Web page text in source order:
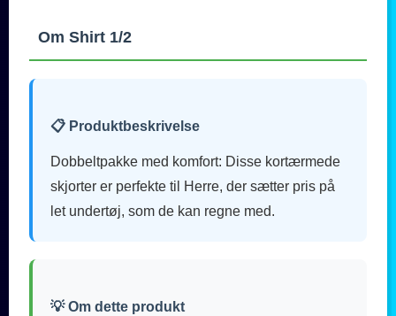
Om Shirt 1/2
📋 Produktbeskrivelse
Dobbeltpakke med komfort: Disse kortærmede
skjorter er perfekte til Herre, der sætter pris på
let undertøj, som de kan regne med.
💡 Om dette produkt